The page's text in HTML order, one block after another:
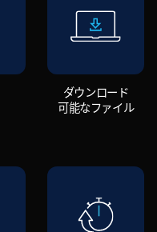
ダウンロード
可能なファイル